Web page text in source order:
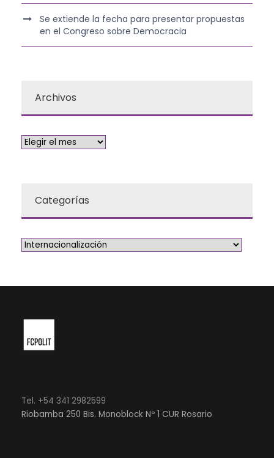
Se extiende la fecha para presentar propuestas
en el Congreso sobre Democracia
Archivos
Categorías
Tel. +54 341 2982599
Riobamba 250 Bis. Monoblock Nº 1 CUR Rosario